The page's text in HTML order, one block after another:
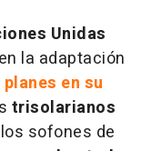
Unidas
la adaptación
planes en su
trisolarianos
sofones de